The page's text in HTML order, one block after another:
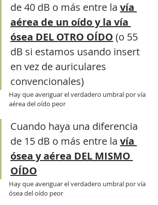
de 40 dB o más entre la vía
aérea de un oído y la vía
ósea DEL OTRO OÍDO (o 55
dB si estamos usando insert
en vez de auriculares
convencionales)
Hay que averiguar el verdadero umbral por vía
aérea del oído peor
Cuando haya una diferencia
de 15 dB o más entre la vía
ósea y aérea DEL MISMO
OÍDO
Hay que averiguar el verdadero umbral por vía
ósea del oído peor